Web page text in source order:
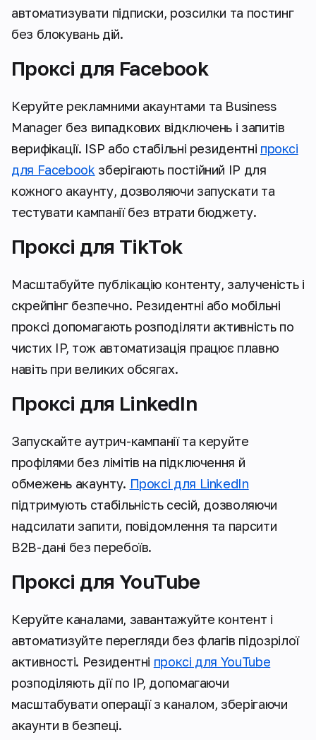
автоматизувати підписки, розсилки та постинг
без блокувань дій.
Проксі для Facebook
Керуйте рекламними акаунтами та Business
Manager без випадкових відключень і запитів
верифікації. ISP або стабільні резидентні проксі
для Facebook зберігають постійний IP для
кожного акаунту, дозволяючи запускати та
тестувати кампанії без втрати бюджету.
Проксі для TikTok
Масштабуйте публікацію контенту, залученість і
скрейпінг безпечно. Резидентні або мобільні
проксі допомагають розподіляти активність по
чистих IP, тож автоматизація працює плавно
навіть при великих обсягах.
Проксі для LinkedIn
Запускайте аутрич-кампанії та керуйте
профілями без лімітів на підключення й
обмежень акаунту. Проксі для LinkedIn
підтримують стабільність сесій, дозволяючи
надсилати запити, повідомлення та парсити
B2B-дані без перебоїв.
Проксі для YouTube
Керуйте каналами, завантажуйте контент і
автоматизуйте перегляди без флагів підозрілої
активності. Резидентні проксі для YouTube
розподіляють дії по IP, допомагаючи
масштабувати операції з каналом, зберігаючи
акаунти в безпеці.